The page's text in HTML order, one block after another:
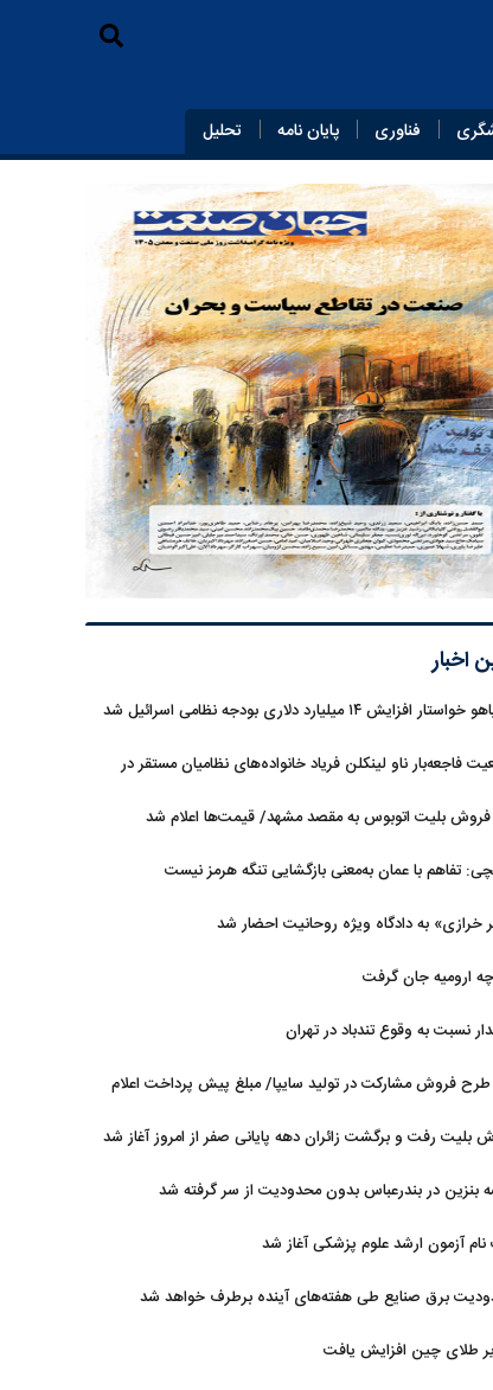
فناوری پایان‌ نامه تحلیل
اخبار
افزایش ۱۴ میلیارد دلاری بودجه نظامی اسرائیل شد
فاجعه‌بار ناو لینکلن فریاد خانواده‌های نظامیان مستقر در
فروش بلیت اتوبوس به مقصد مشهد/ قیمت‌ها اعلام شد
تفاهم با عمان به‌معنی بازگشایی تنگه هرمز نیست
خرازی» به دادگاه ویژه روحانیت احضار شد
ارومیه جان گرفت
نسبت به وقوع تندباد در تهران
طرح فروش مشارکت در تولید سایپا/ مبلغ پیش پرداخت اعلام
بلیت رفت و برگشت زائران دهه پایانی صفر از امروز آغاز شد
بنزین در بندرعباس بدون محدودیت از سر گرفته شد
آزمون ارشد علوم پزشکی آغاز شد
برق صنایع طی هفته‌های آینده برطرف خواهد شد
طلای چین افزایش یافت